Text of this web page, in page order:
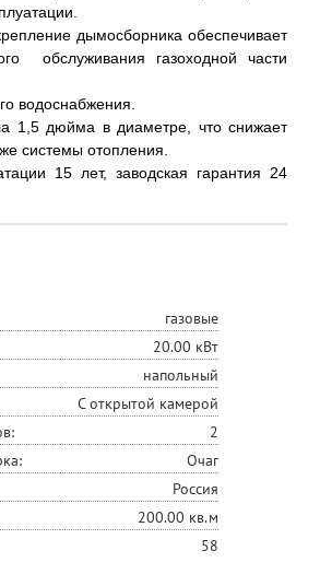
дымосборника обеспечивает
обслуживания газоходной части
водоснабжения.
1,5 дюйма в диаметре, что снижает
системы отопления.
15 лет, заводская гарантия 24
газовые
20.00 кВт
напольный
С открытой камерой
2
Очаг
Россия
200.00 кв.м
58